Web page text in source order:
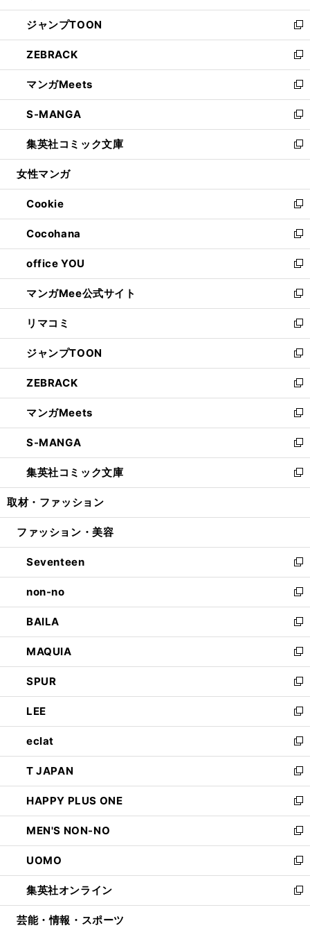
開
く
ウ
で
開
く
ン
ド
ウ
で
開
く
ウ
ィ
ン
ド
ウ
で
開
く
し
い
ウ
ィ
ン
ド
ウ
で
開
く
ジャンプTOON
新
し
い
ウ
ィ
ン
ド
ウ
で
開
ZEBRACK
新
し
い
ウ
ィ
ン
ド
ウ
開
く
マンガMeets
新
し
い
ウ
ィ
ン
ウ
で
開
く
S-MANGA
新
し
い
ウ
ン
ド
ウ
で
開
く
集英社コミック文庫
新
し
ウ
ィ
ン
ド
ウ
で
開
く
女性マンガ
Cookie
新
し
い
ウ
ィ
ン
ド
ウ
で
開
く
Cocohana
新
し
い
ウ
ィ
ン
ド
ウ
で
開
く
office YOU
新
し
い
ウ
ィ
ン
ド
ウ
で
開
く
マンガMee公式サイト
新
し
い
ウ
ィ
ン
ド
ウ
で
開
く
リマコミ
新
し
い
ウ
ィ
ン
ド
ウ
で
開
く
ジャンプTOON
新
し
い
ウ
ィ
ン
ド
ウ
で
開
ZEBRACK
新
し
い
ウ
ィ
ン
ド
ウ
開
マンガMeets
新
し
い
ウ
ィ
ン
ウ
開
く
S-MANGA
新
し
い
ウ
ン
ウ
で
開
く
集英社コミック文庫
新
し
ウ
ン
ド
ウ
で
開
く
取材・ファッション
ファッション・美容
Seventeen
新
し
い
ウ
ィ
ン
ド
ウ
で
開
く
non-no
新
し
い
ウ
ィ
ン
ド
ウ
で
開
く
BAILA
新
し
い
ウ
ィ
ン
ド
ウ
で
開
く
MAQUIA
新
し
い
ウ
ィ
ン
ド
ウ
で
開
く
SPUR
新
し
い
ウ
ィ
ン
ド
ウ
で
開
く
LEE
新
し
い
ウ
ィ
ン
ド
ウ
で
開
く
eclat
新
し
い
ウ
ィ
ン
ド
ウ
で
開
く
T JAPAN
新
し
い
ウ
ィ
ン
ド
ウ
で
開
HAPPY PLUS ONE
新
し
い
ウ
ィ
ン
ド
ウ
MEN'S NON-NO
新
し
い
ウ
ィ
ン
UOMO
新
し
い
ウ
集英社オンライン
新
し
芸能・情報・スポーツ